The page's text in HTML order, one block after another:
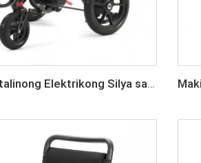
Maitutukod na Matalinong Elektrikong Silya sa Gwardya na may Frame na Carbon Fiber